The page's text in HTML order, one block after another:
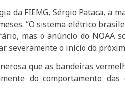
da FIEMG, Sérgio Pataca,
“O sistema elétrico
mas o anúncio do NOAA
severamente o início do
que as bandeiras
do comportamento